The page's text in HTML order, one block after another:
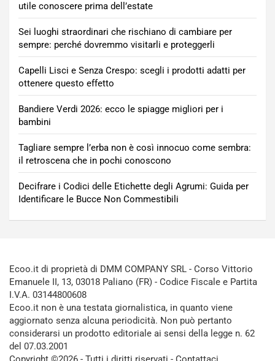
utile conoscere prima dell’estate
Sei luoghi straordinari che rischiano di cambiare per
sempre: perché dovremmo visitarli e proteggerli
Capelli Lisci e Senza Crespo: scegli i prodotti adatti per
ottenere questo effetto
Bandiere Verdi 2026: ecco le spiagge migliori per i
bambini
Tagliare sempre l’erba non è così innocuo come sembra:
il retroscena che in pochi conoscono
Decifrare i Codici delle Etichette degli Agrumi: Guida per
Identificare le Bucce Non Commestibili
Ecoo.it di proprietà di DMM COMPANY SRL - Corso Vittorio
Emanuele II, 13, 03018 Paliano (FR) - Codice Fiscale e Partita
I.V.A. 03144800608
Ecoo.it non è una testata giornalistica, in quanto viene
aggiornato senza alcuna periodicità. Non può pertanto
considerarsi un prodotto editoriale ai sensi della legge n. 62
del 07.03.2001